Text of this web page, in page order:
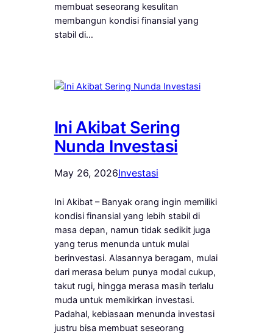
membuat seseorang kesulitan
membangun kondisi finansial yang
stabil di…
Ini Akibat Sering
Nunda Investasi
May 26, 2026Investasi
Ini Akibat – Banyak orang ingin memiliki
kondisi finansial yang lebih stabil di
masa depan, namun tidak sedikit juga
yang terus menunda untuk mulai
berinvestasi. Alasannya beragam, mulai
dari merasa belum punya modal cukup,
takut rugi, hingga merasa masih terlalu
muda untuk memikirkan investasi.
Padahal, kebiasaan menunda investasi
justru bisa membuat seseorang